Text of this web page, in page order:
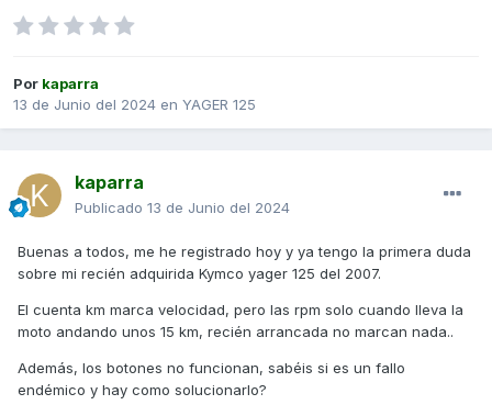
Por kaparra
13 de Junio del 2024 en YAGER 125
kaparra
Publicado 13 de Junio del 2024
Buenas a todos, me he registrado hoy y ya tengo la primera duda
sobre mi recién adquirida Kymco yager 125 del 2007.
El cuenta km marca velocidad, pero las rpm solo cuando lleva la
moto andando unos 15 km, recién arrancada no marcan nada..
Además, los botones no funcionan, sabéis si es un fallo
endémico y hay como solucionarlo?